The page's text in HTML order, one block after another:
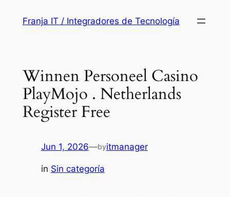
Franja IT / Integradores de Tecnología
Winnen Personeel Casino
PlayMojo . Netherlands
Register Free
Jun 1, 2026—byitmanager
in Sin categoría